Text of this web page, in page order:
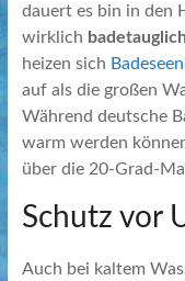
dauert es bin in den
wirklich
heizen sich Badeseen
auf als die großen
Während deutsche
warm werden
über die 20-Grad-
Schutz vor
Auch bei kaltem